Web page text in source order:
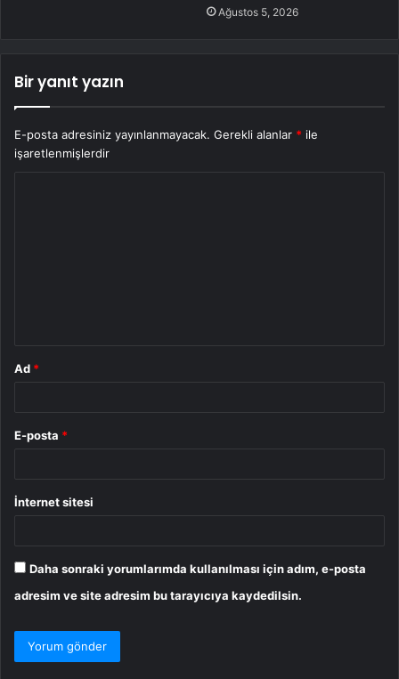
Ağustos 5, 2026
Bir yanıt yazın
E-posta adresiniz yayınlanmayacak. Gerekli alanlar * ile
işaretlenmişlerdir
Ad *
E-posta *
İnternet sitesi
Daha sonraki yorumlarımda kullanılması için adım, e-posta
adresim ve site adresim bu tarayıcıya kaydedilsin.